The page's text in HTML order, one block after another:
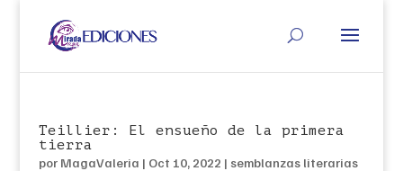
Teillier: El ensueño de la primera
tierra
por MagaValeria | Oct 10, 2022 | semblanzas literarias